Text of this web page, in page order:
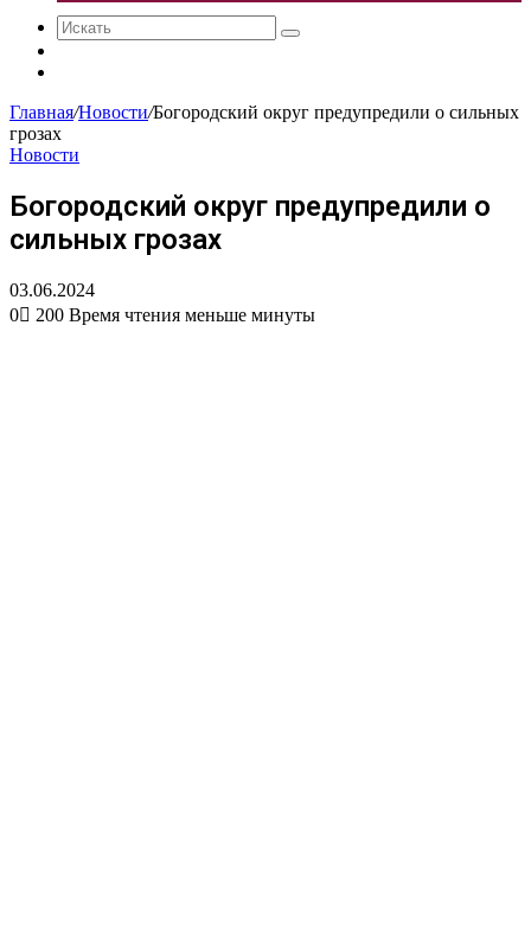
Искать
Главная/Новости/Богородский округ предупредили о сильных
грозах
Новости
Богородский округ предупредили о
сильных грозах
03.06.2024
0
200 Время чтения меньше минуты